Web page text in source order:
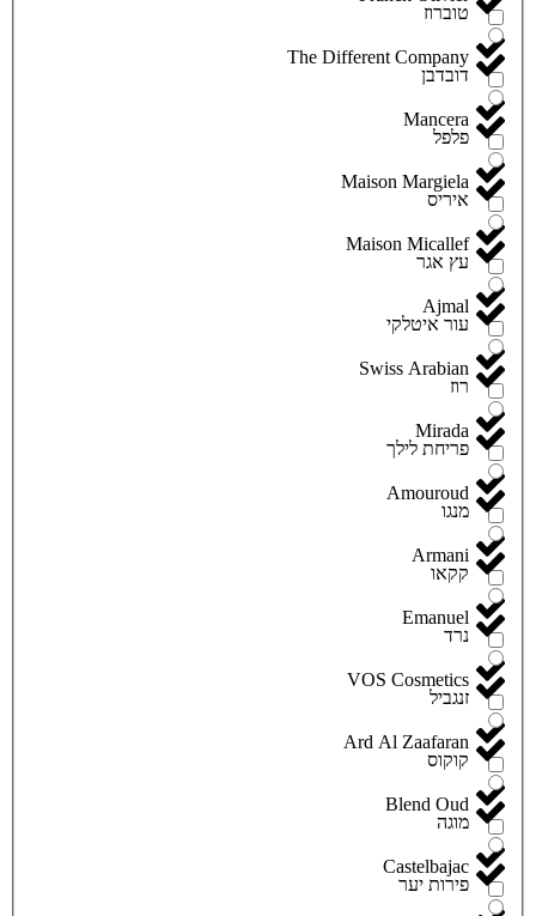
The Different Company
Mancera
Maison Margiela
Maison Micallef
Ajmal
Swiss Arabian
Mirada
Amouroud
Armani
Emanuel
VOS Cosmetics
Ard Al Zaafaran
Blend Oud
Castelbajac
טוברוז
דובדבן
פלפל
איריס
עץ אגר
עור איטלקי
רוז
פריחת לילך
מנגו
קקאו
נרד
זנגביל
קוקוס
מוגה
פירות יער